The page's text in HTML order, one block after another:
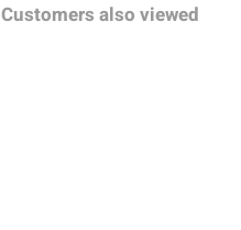
Customers also viewed